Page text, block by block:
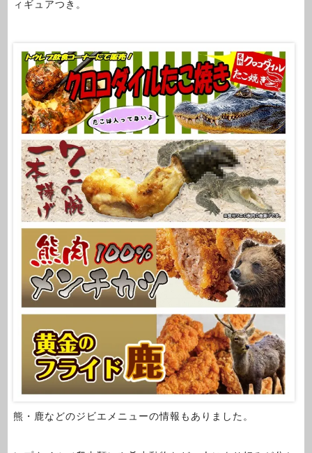
ィギュアつき。
熊・鹿などのジビエメニューの情報もありました。